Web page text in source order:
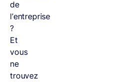
de
l’entreprise
?
Et
vous
ne
trouvez